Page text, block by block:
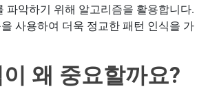
파악하기 위해 알고리즘을 활용합니다.
사용하여 더욱 정교한 패턴 인식을 가
왜 중요할까요?